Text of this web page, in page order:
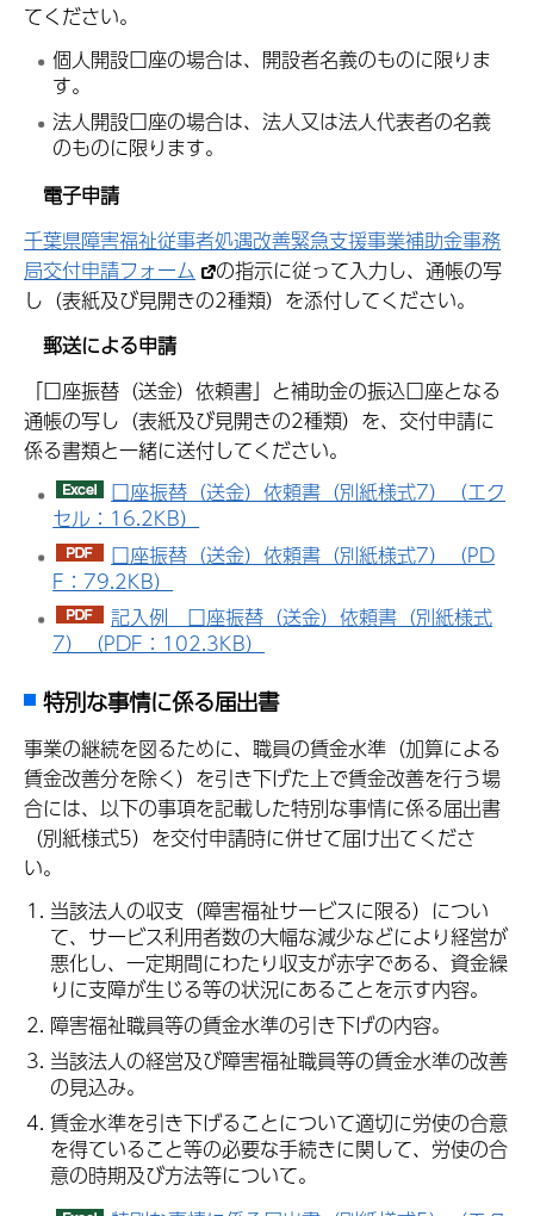
てください。
個人開設口座の場合は、開設者名義のものに限りま
す。
法人開設口座の場合は、法人又は法人代表者の名義
のものに限ります。
電子申請
千葉県障害福祉従事者処遇改善緊急支援事業補助金事務
局交付申請フォーム
の指示に従って入力し、通帳の写
し（表紙及び見開きの2種類）を添付してください。
郵送による申請
「口座振替（送金）依頼書」と補助金の振込口座となる
通帳の写し（表紙及び見開きの2種類）を、交付申請に
係る書類と一緒に送付してください。
口座振替（送金）依頼書（別紙様式7）（エク
セル：16.2KB）
口座振替（送金）依頼書（別紙様式7）（PD
F：79.2KB）
記入例 口座振替（送金）依頼書（別紙様式
7）（PDF：102.3KB）
特別な事情に係る届出書
事業の継続を図るために、職員の賃金水準（加算による
賃金改善分を除く）を引き下げた上で賃金改善を行う場
合には、以下の事項を記載した特別な事情に係る届出書
（別紙様式5）を交付申請時に併せて届け出てくださ
い。
当該法人の収支（障害福祉サービスに限る）につい
て、サービス利用者数の大幅な減少などにより経営が
悪化し、一定期間にわたり収支が赤字である、資金繰
りに支障が生じる等の状況にあることを示す内容。
障害福祉職員等の賃金水準の引き下げの内容。
当該法人の経営及び障害福祉職員等の賃金水準の改善
の見込み。
賃金水準を引き下げることについて適切に労使の合意
を得ていること等の必要な手続きに関して、労使の合
意の時期及び方法等について。